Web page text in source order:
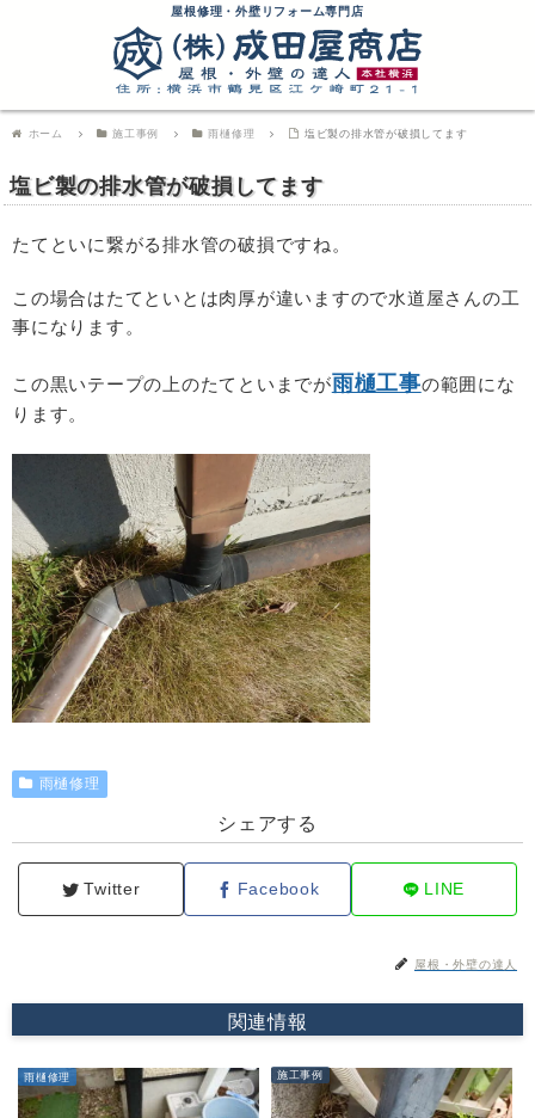
屋根修理・外壁リフォーム専門店
ホーム 施工事例 雨樋修理 塩ビ製の排水管が破損してます
塩ビ製の排水管が破損してます
たてといに繋がる排水管の破損ですね。
この場合はたてといとは肉厚が違いますので水道屋さんの工
事になります。
この黒いテープの上のたてといまでが雨樋工事の範囲にな
ります。
雨樋修理
シェアする
Twitter Facebook LINE
屋根・外壁の達人
関連情報
雨樋修理 施工事例